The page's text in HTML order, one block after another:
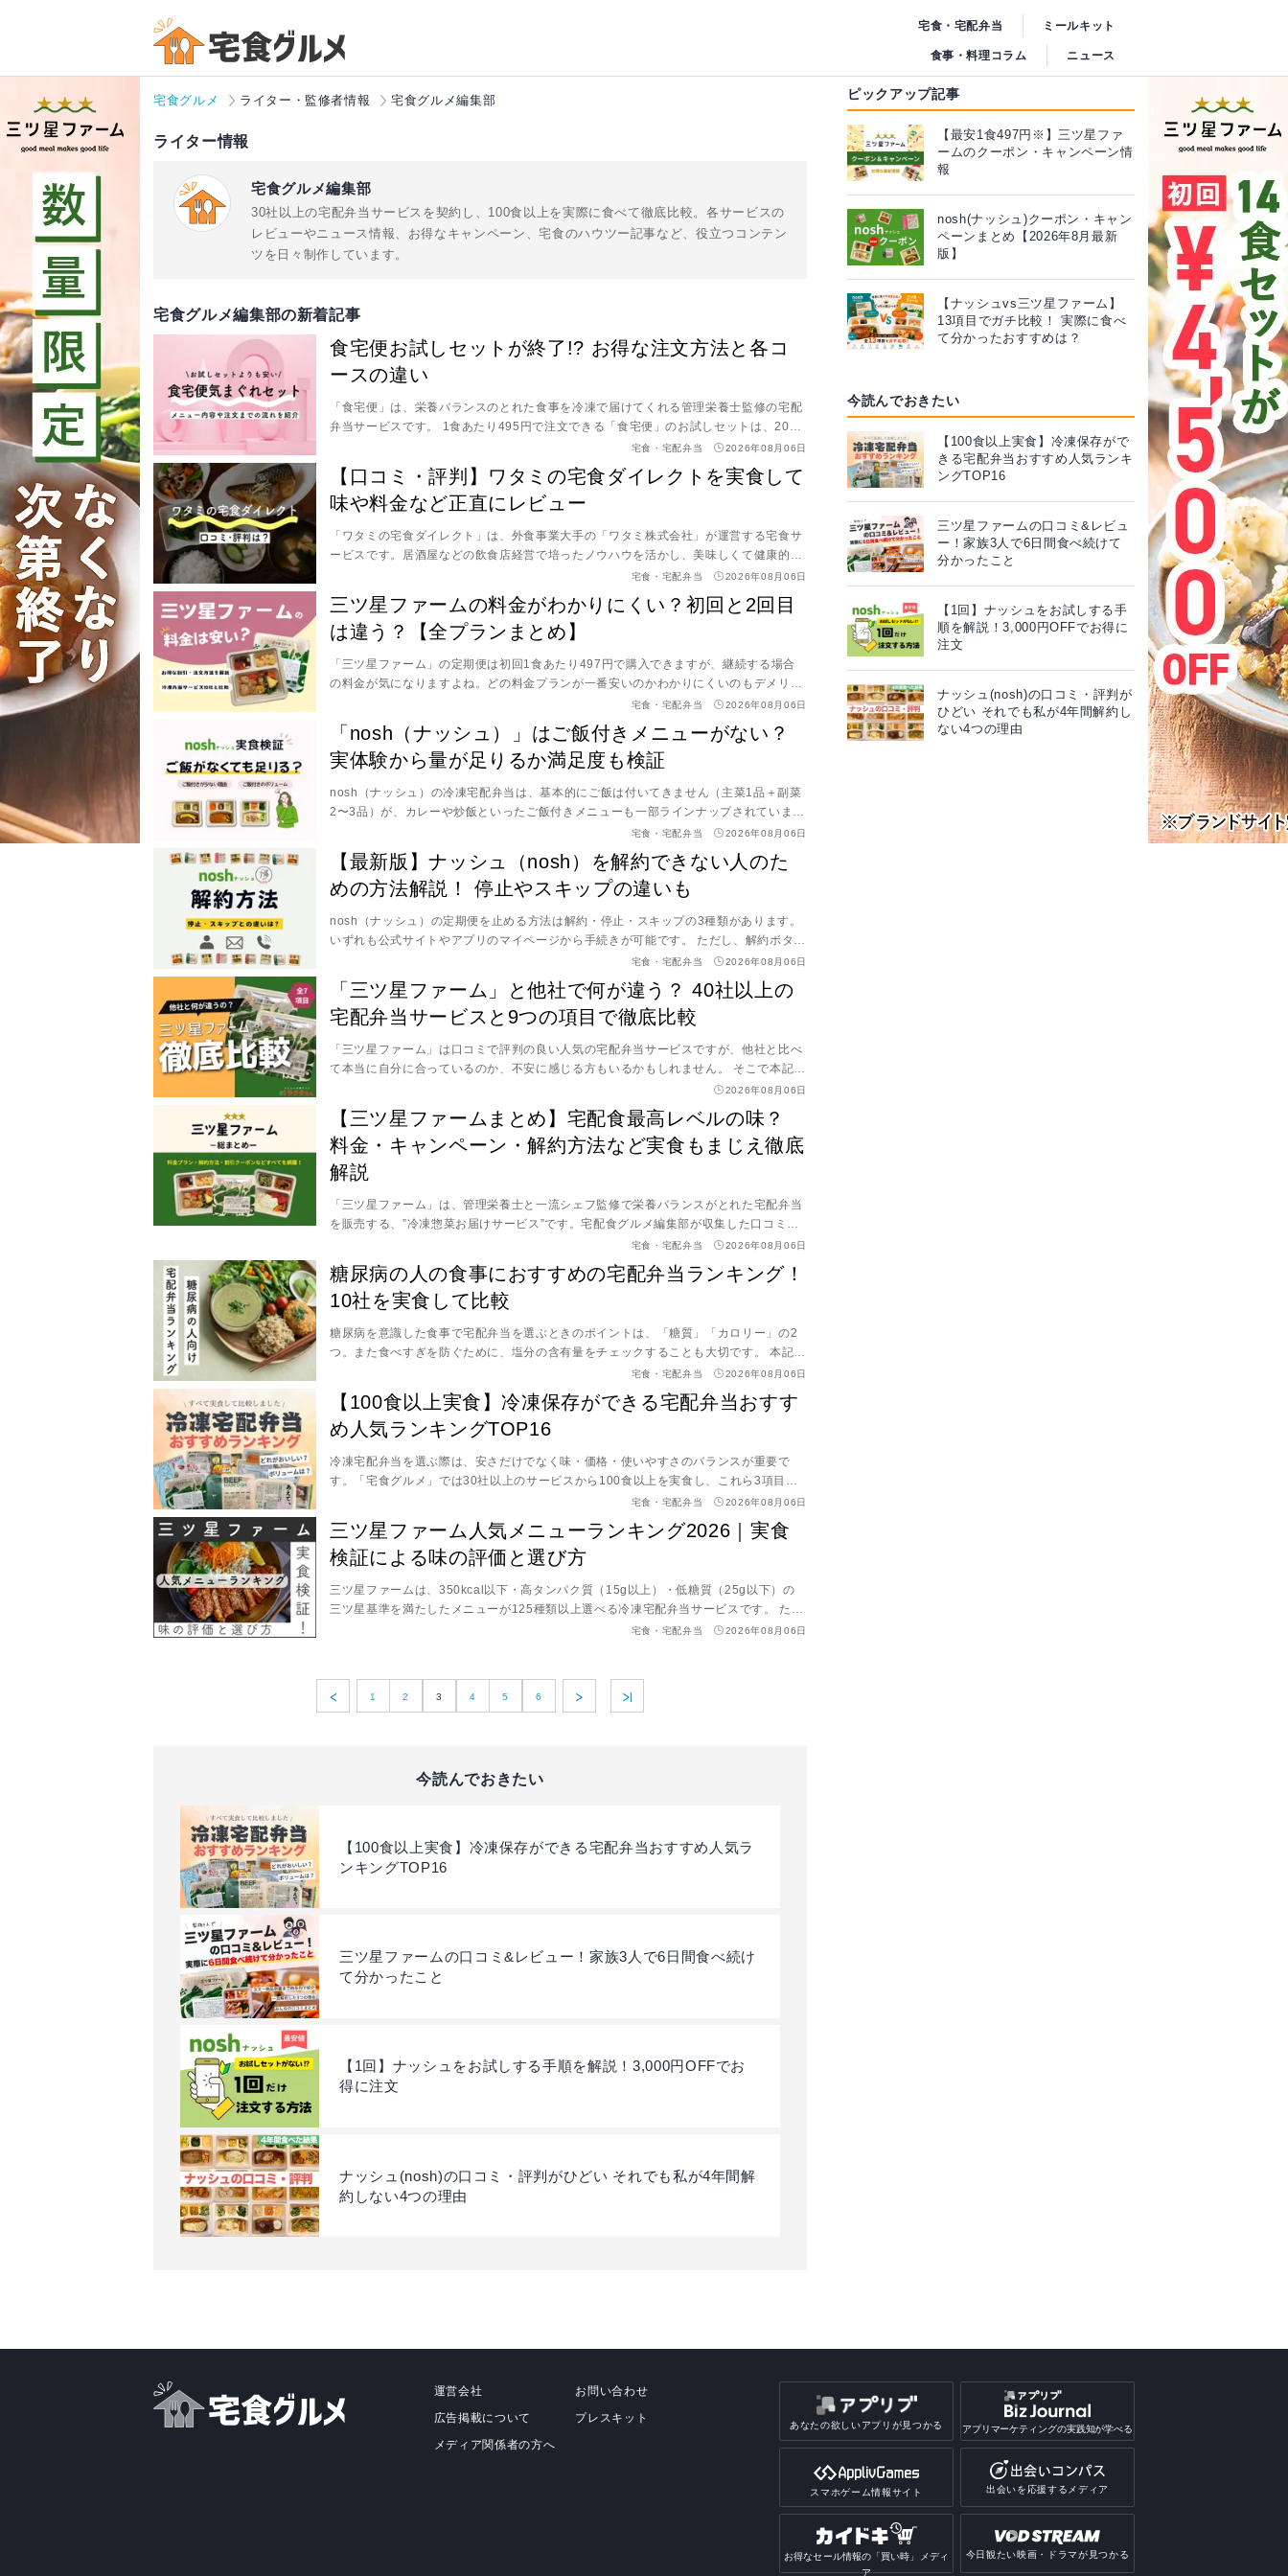
宅食・宅配弁当 ミールキット
食事・料理コラム ニュース
宅食グルメ ライター・監修者情報 宅食グルメ編集部
ライター情報
宅食グルメ編集部
30社以上の宅配弁当サービスを契約し、100食以上を実際に食べて徹底比較。各サービスの
レビューやニュース情報、お得なキャンペーン、宅食のハウツー記事など、役立つコンテン
ツを日々制作しています。
宅食グルメ編集部の新着記事
食宅便お試しセットが終了!? お得な注文方法と各コ
ースの違い
「食宅便」は、栄養バランスのとれた食事を冷凍で届けてくれる管理栄養士監修の宅配
弁当サービスです。 1食あたり495円で注文できる「食宅便」のお試しセットは、2023
年1月頃に終了。本記事ではお試しセットの代わりとなるプランや割引はないのか、料
金周りを徹底調査しました。
宅食・宅配弁当 2026年08月06日
【口コミ・評判】ワタミの宅食ダイレクトを実食して
味や料金など正直にレビュー
「ワタミの宅食ダイレクト」は、外食事業大手の「ワタミ株式会社」が運営する宅食サ
ービスです。居酒屋などの飲食店経営で培ったノウハウを活かし、美味しくて健康的な
食事を提供しています。 本記事では、そんな「ワタミの宅食ダイレクト」の口コミ・評
判や注文・解約方法などについて徹底解説。実際に商品を注文し、メニューの味やボリ
ューム感も実食レビューしました。「ワタミの宅食ダイレクト」に興味がある方はぜひ
ご覧ください。
宅食・宅配弁当 2026年08月06日
三ツ星ファームの料金がわかりにくい？初回と2回目
は違う？【全プランまとめ】
「三ツ星ファーム」の定期便は初回1食あたり497円で購入できますが、継続する場合
の料金が気になりますよね。どの料金プランが一番安いのかわかりにくいのもデメリッ
ト。 本記事では各コース（7食・14食・21食）の料金詳細や、2回目以降もお得に継続
できる安い注文方法を紹介します。 冷凍宅配弁当として高いのか安いのか、他社サービ
スと比較した結果もまとめています。利用者50人に調査したアンケート結果とあわせ
て、ぜひ参考にしてみてください。
宅食・宅配弁当 2026年08月06日
「nosh（ナッシュ）」はご飯付きメニューがない？
実体験から量が足りるか満足度も検証
nosh（ナッシュ）の冷凍宅配弁当は、基本的にご飯は付いてきません（主菜1品＋副菜
2〜3品）が、カレーや炒飯といったご飯付きメニューも一部ラインナップされていま
す。 ただし、実際に食べ比べるとご飯付きメニューの方がご飯の量が控えめで、むしろ
ご飯なしメニューに白米を添えたほうが満足度が高いと感じる点がありました。 本記事
では、ご飯なしとご飯付きの両方を実食し、写真付きで食べ応えを比較。白米を追加し
た場合の栄養バランスや満腹感の違い、満足度を上げる食べ方のコツまで詳しく解説し
になる方はこちら >> 量が足りないと感じる方はこちら
宅食・宅配弁当 2026年08月06日
【最新版】ナッシュ（nosh）を解約できない人のた
めの方法解説！ 停止やスキップの違いも
nosh（ナッシュ）の定期便を止める方法は解約・停止・スキップの3種類があります。
いずれも公式サイトやアプリのマイページから手続きが可能です。 ただし、解約ボタン
は見つけにくい場所にあるため注意が必要です。「違約金は発生するのか」「停止と解
約の違いは何か」といった疑問も、事前に確認しておくとトラブルを避けられます。 本
記事では解約・停止・スキップの違いと手続き完了までの操作手順を画像付きで紹介。
解約できないときの対処法や再開方法など、つまずきやすい点をまとめて確認できま
>> 解約・停止・スキップの違いが知りたい人はこちら
宅食・宅配弁当 2026年08月06日
「三ツ星ファーム」と他社で何が違う？ 40社以上の
宅配弁当サービスと9つの項目で徹底比較
「三ツ星ファーム」は口コミで評判の良い人気の宅配弁当サービスですが、他社と比べ
て本当に自分に合っているのか、不安に感じる方もいるかもしれません。 そこで本記事
では、その悩みを解消するため、40社以上の宅配弁当サービスを料金・おいしさ・メニ
ューの種類など9項目で比較し、トップ3を厳選。「三ツ星ファーム」と他社の違いを徹
底分析しました。ぜひ参考にしてみてください。
2026年08月06日
【三ツ星ファームまとめ】宅配食最高レベルの味？
料金・キャンペーン・解約方法など実食もまじえ徹底
解説
「三ツ星ファーム」は、管理栄養士と一流シェフ監修で栄養バランスがとれた宅配弁当
を販売する、”冷凍惣菜お届けサービス”です。宅配食グルメ編集部が収集した口コミ結
果では星4以上と高評価！ ●いくらで購入できるのか ●まずいのか、おいしいのか ●1回
の注文だけでもすぐ解約できるのか ●他社と比べて何が違うのか……など。 本記事で
は、15社以上の冷凍弁当を食べてきた筆者が、メリット・デメリット、初回4,500円
OFF※で安く買う方法などのお得情報を紹介します。 ※ブランドサイト定期14食セッ
宅食・宅配弁当 2026年08月06日
糖尿病の人の食事におすすめの宅配弁当ランキング！
10社を実食して比較
糖尿病を意識した食事で宅配弁当を選ぶときのポイントは、「糖質」「カロリー」の2
つ。また食べすぎを防ぐために、塩分の含有量をチェックすることも大切です。 本記事
では宅配弁当サービス10社を比較してわかった「糖質の摂取量が気になる人におすすめ
の宅配弁当TOP5」をランキング形式で紹介。宅食グルメ編集部が宅配弁当を実食し、
糖質・カロリー・塩分・料金・美味しさといったいくつかの項目で比較しました。 ただ
し、食事の取り入れ方や摂取量には個人差があるため、事前にかかりつけ医に相談する
宅食・宅配弁当 2026年08月06日
【100食以上実食】冷凍保存ができる宅配弁当おすす
め人気ランキングTOP16
冷凍宅配弁当を選ぶ際は、安さだけでなく味・価格・使いやすさのバランスが重要で
す。「宅食グルメ」では30社以上のサービスから100食以上を実食し、これら3項目で
徹底比較を行いました。 その結果、総合バランスではナッシュ（nosh）が1位、味重視
なら三ツ星ファームがおすすめです。また、一人暮らし向け・高齢者向け・食事制限対
応など、ニーズ別のおすすめサービスも厳選しました。 本記事では、実食データをもと
にしたランキングTOP16と、目的別のおすすめサービスをご紹介します。
宅食・宅配弁当 2026年08月06日
三ツ星ファーム人気メニューランキング2026｜実食
検証による味の評価と選び方
三ツ星ファームは、350kcal以下・高タンパク質（15g以上）・低糖質（25g以下）の
三ツ星基準を満たしたメニューが125種類以上選べる冷凍宅配弁当サービスです。 ただ
し、すべてのメニューが三ツ星基準に該当するわけではありません。「どれが美味し
まで詳しく解説します。 >>人気メニューランキングはこちら >>正直微妙だったメニュ
宅食・宅配弁当 2026年08月06日
1 2 3 4 5 6
今読んでおきたい
【100食以上実食】冷凍保存ができる宅配弁当おすすめ人気ラ
ンキングTOP16
三ツ星ファームの口コミ&レビュー！家族3人で6日間食べ続け
て分かったこと
【1回】ナッシュをお試しする手順を解説！3,000円OFFでお
得に注文
ナッシュ(nosh)の口コミ・評判がひどい それでも私が4年間解
約しない4つの理由
ピックアップ記事
【最安1食497円※】三ツ星ファ
ームのクーポン・キャンペーン情
報
nosh(ナッシュ)クーポン・キャン
ペーンまとめ【2026年8月最新
版】
【ナッシュvs三ツ星ファーム】
13項目でガチ比較！ 実際に食べ
て分かったおすすめは？
今読んでおきたい
【100食以上実食】冷凍保存がで
きる宅配弁当おすすめ人気ランキ
ングTOP16
三ツ星ファームの口コミ&レビュ
ー！家族3人で6日間食べ続けて
分かったこと
【1回】ナッシュをお試しする手
順を解説！3,000円OFFでお得に
注文
ナッシュ(nosh)の口コミ・評判が
ひどい それでも私が4年間解約し
ない4つの理由
運営会社
広告掲載について
メディア関係者の方へ
お問い合わせ
プレスキット
あなたの欲しいアプリが見つかる アプリマーケティングの実践知が学べる
スマホゲーム情報サイト 出会いを応援するメディア
お得なセール情報の「買い時」メディ
ア
今日観たい映画・ドラマが見つかる